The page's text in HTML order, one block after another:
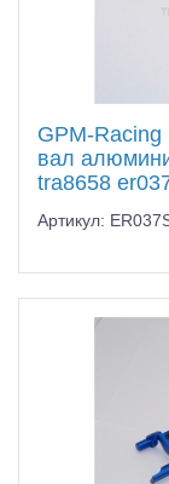
GPM-
вал
tra8658
Артикул: